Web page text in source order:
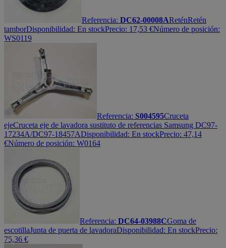
Referencia: DC62-00008AReténRetén
tamborDisponibilidad: En stockPrecio: 17,53 €Número de posición:
WS0119
Referencia: S004595Cruceta
ejeCruceta eje de lavadora sustituto de referencias Samsung DC97-
17234A/DC97-18457ADisponibilidad: En stockPrecio: 47,14
€Número de posición: W0164
Referencia: DC64-03988CGoma de
escotillaJunta de puerta de lavadoraDisponibilidad: En stockPrecio:
75,36 €